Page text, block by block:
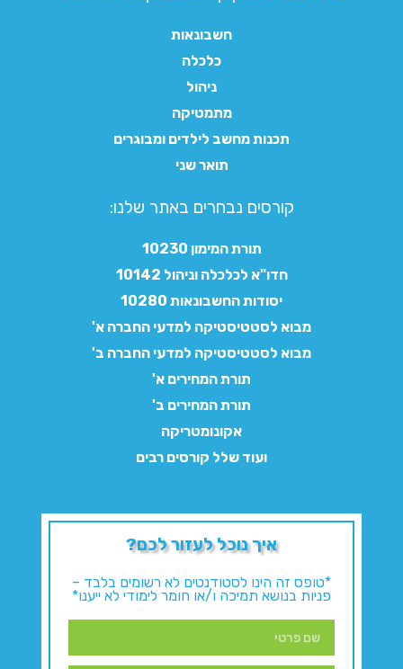
חשבונאות
כלכלה
ניהול
מתמטיקה
תכנות מחשב לילדים ומבוגרים
תואר שני
קורסים נבחרים באתר שלנו:​
תורת המימון 10230
חדו"א לכלכלה וניהול 10142
יסודות החשבונאות 10280
מבוא לסטטיסטיקה למדעי החברה א'
מבוא לסטטיסטיקה למדעי החברה ב'
תורת המחירים א'
תורת המחירים ב'
אקונומטריקה
ועוד שלל קורסים רבים
איך נוכל לעזור לכם?
*טופס זה הינו לסטודנטים לא רשומים בלבד –
פניות בנושא תמיכה ו/או חומר לימודי לא ייענו*